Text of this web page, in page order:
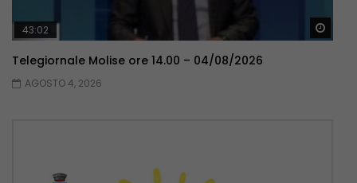
43:02
Telegiornale Molise ore 14.00 – 04/08/2026
AGOSTO 4, 2026